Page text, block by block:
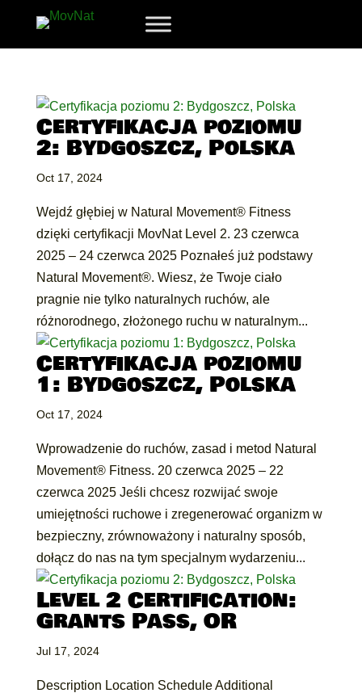
Certyfikacja poziomu
2: Bydgoszcz, Polska
Oct 17, 2024
Wejdź głębiej w Natural Movement® Fitness
dzięki certyfikacji MovNat Level 2. 23 czerwca
2025 – 24 czerwca 2025 Poznałeś już podstawy
Natural Movement®. Wiesz, że Twoje ciało
pragnie nie tylko naturalnych ruchów, ale
różnorodnego, złożonego ruchu w naturalnym...
Certyfikacja poziomu
1: Bydgoszcz, Polska
Oct 17, 2024
Wprowadzenie do ruchów, zasad i metod Natural
Movement® Fitness. 20 czerwca 2025 – 22
czerwca 2025 Jeśli chcesz rozwijać swoje
umiejętności ruchowe i zregenerować organizm w
bezpieczny, zrównoważony i naturalny sposób,
dołącz do nas na tym specjalnym wydarzeniu...
Level 2 Certification:
Grants Pass, OR
Jul 17, 2024
Description Location Schedule Additional